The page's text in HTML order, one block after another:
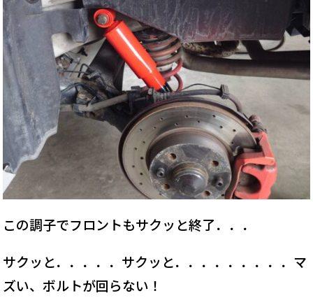
この調子でフロントもサクッと終了．．．
サクッと．．．．．サクッと．．．．．．．．．マ
ズい、ボルトが回らない！